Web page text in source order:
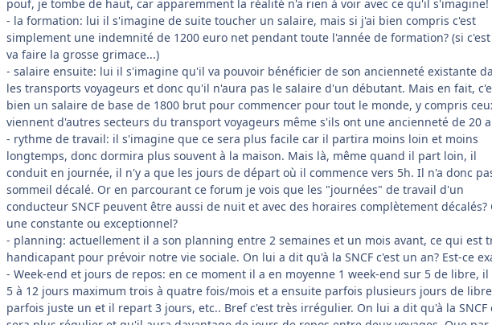
pouf, je tombe de haut, car apparemment la réalité n'a rien à voir avec ce qu'il s'imagine!
- la formation: lui il s'imagine de suite toucher un salaire, mais si j'ai bien compris c'est
simplement une indemnité de 1200 euro net pendant toute l'année de formation? (si
va faire la grosse grimace...)
- salaire ensuite: lui il s'imagine qu'il va pouvoir bénéficier de son ancienneté existante
les transports voyageurs et donc qu'il n'aura pas le salaire d'un débutant. Mais en fait,
bien un salaire de base de 1800 brut pour commencer pour tout le monde, y compris
viennent d'autres secteurs du transport voyageurs même s'ils ont une ancienneté de 20
- rythme de travail: il s'imagine que ce sera plus facile car il partira moins loin et moins
longtemps, donc dormira plus souvent à la maison. Mais là, même quand il part loin, il
conduit en journée, il n'y a que les jours de départ où il commence vers 5h. Il n'a donc
sommeil décalé. Or en parcourant ce forum je vois que les "journées" de travail d'un
conducteur SNCF peuvent être aussi de nuit et avec des horaires complètement décalés?
une constante ou exceptionnel?
- planning: actuellement il a son planning entre 2 semaines et un mois avant, ce qui est
handicapant pour prévoir notre vie sociale. On lui a dit qu'à la SNCF c'est un an? Est-ce
- Week-end et jours de repos: en ce moment il a en moyenne 1 week-end sur 5 de libre,
5 à 12 jours maximum trois à quatre fois/mois et a ensuite parfois plusieurs jours de
parfois juste un et il repart 3 jours, etc.. Bref c'est très irrégulier. On lui a dit qu'à la SNCF